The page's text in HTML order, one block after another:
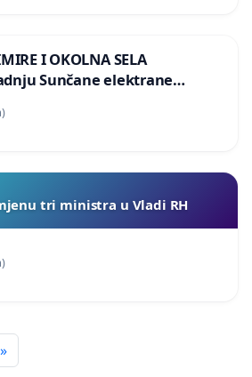
I OKOLNA SELA
Sunčane elektrane
Ugljana
tri ministra u Vladi RH
»